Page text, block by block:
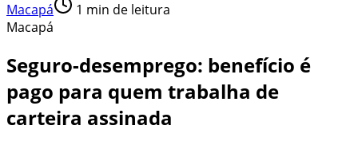
Macapá 1 min de leitura
Macapá
Seguro-desemprego: benefício é
pago para quem trabalha de
carteira assinada